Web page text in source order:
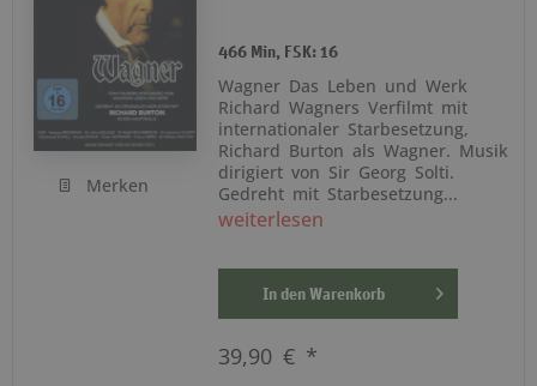
Merken
466 Min, FSK: 16
Wagner Das Leben und Werk
Richard Wagners Verfilmt mit
internationaler Starbesetzung,
Richard Burton als Wagner. Musik
dirigiert von Sir Georg Solti.
Gedreht mit Starbesetzung...
weiterlesen
In den Warenkorb
39,90 € *